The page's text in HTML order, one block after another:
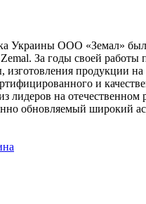
Украины ООО «Земал» была
За годы своей
изготовления продукции
и
лидеров на
обновляемый широкий